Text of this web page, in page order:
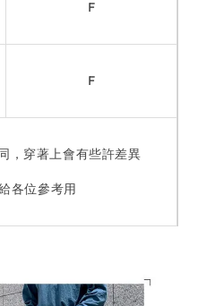
F
F
，穿著上會有些許差異
各位參考用